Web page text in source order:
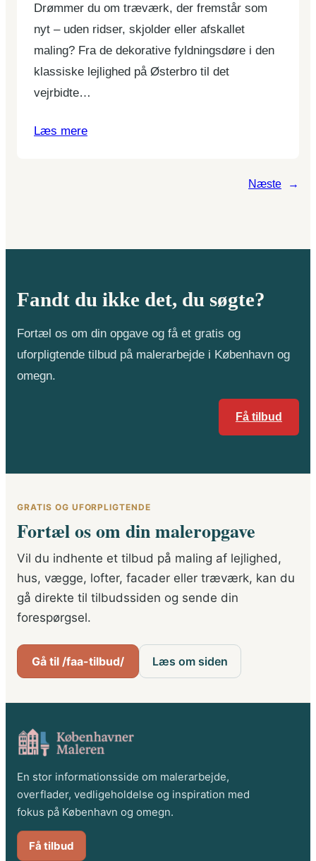
Drømmer du om træværk, der fremstår som
nyt – uden ridser, skjolder eller afskallet
maling? Fra de dekorative fyldningsdøre i den
klassiske lejlighed på Østerbro til det
vejrbidte…
Læs mere
Næste →
Fandt du ikke det, du søgte?
Fortæl os om din opgave og få et gratis og
uforpligtende tilbud på malerarbejde i København og
omegn.
Få tilbud
GRATIS OG UFORPLIGTENDE
Fortæl os om din maleropgave
Vil du indhente et tilbud på maling af lejlighed,
hus, vægge, lofter, facader eller træværk, kan du
gå direkte til tilbudssiden og sende din
forespørgsel.
Gå til /faa-tilbud/ Læs om siden
En stor informationsside om malerarbejde,
overflader, vedligeholdelse og inspiration med
fokus på København og omegn.
Få tilbud